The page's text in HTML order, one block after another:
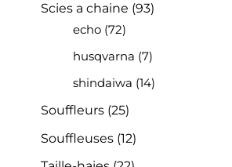
Scies a chaine (93)
echo (72)
husqvarna (7)
shindaiwa (14)
Souffleurs (25)
Souffleuses (12)